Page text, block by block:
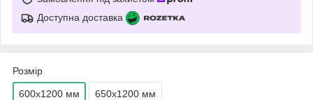
Доступна доставка
Розмір
600х1200 мм 650х1200 мм